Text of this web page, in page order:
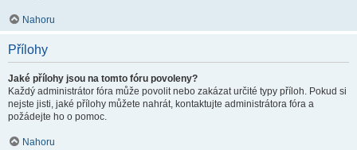
Nahoru
Přílohy
Jaké přílohy jsou na tomto fóru povoleny?
Každý administrátor fóra může povolit nebo zakázat určité typy příloh. Pokud si
nejste jisti, jaké přílohy můžete nahrát, kontaktujte administrátora fóra a
požádejte ho o pomoc.
Nahoru